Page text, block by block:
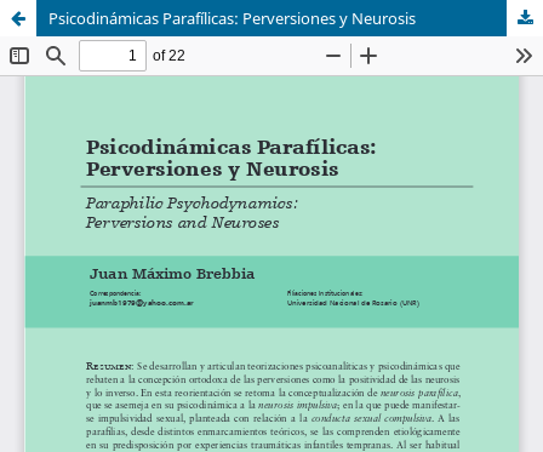
Psicodinámicas Parafílicas: Perversiones y Neurosis